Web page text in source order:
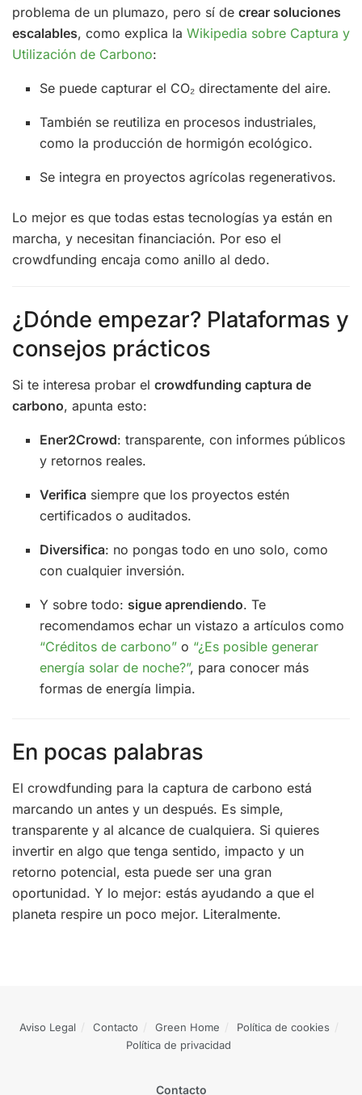
problema de un plumazo, pero sí de crear soluciones
escalables, como explica la Wikipedia sobre Captura y
Utilización de Carbono:
Se puede capturar el CO₂ directamente del aire.
También se reutiliza en procesos industriales,
como la producción de hormigón ecológico.
Se integra en proyectos agrícolas regenerativos.
Lo mejor es que todas estas tecnologías ya están en
marcha, y necesitan financiación. Por eso el
crowdfunding encaja como anillo al dedo.
¿Dónde empezar? Plataformas y
consejos prácticos
Si te interesa probar el crowdfunding captura de
carbono, apunta esto:
Ener2Crowd: transparente, con informes públicos
y retornos reales.
Verifica siempre que los proyectos estén
certificados o auditados.
Diversifica: no pongas todo en uno solo, como
con cualquier inversión.
Y sobre todo: sigue aprendiendo. Te
recomendamos echar un vistazo a artículos como
“Créditos de carbono” o “¿Es posible generar
energía solar de noche?”, para conocer más
formas de energía limpia.
En pocas palabras
El crowdfunding para la captura de carbono está
marcando un antes y un después. Es simple,
transparente y al alcance de cualquiera. Si quieres
invertir en algo que tenga sentido, impacto y un
retorno potencial, esta puede ser una gran
oportunidad. Y lo mejor: estás ayudando a que el
planeta respire un poco mejor. Literalmente.
Aviso Legal Contacto Green Home
Política de cookies
Política de privacidad
Contacto